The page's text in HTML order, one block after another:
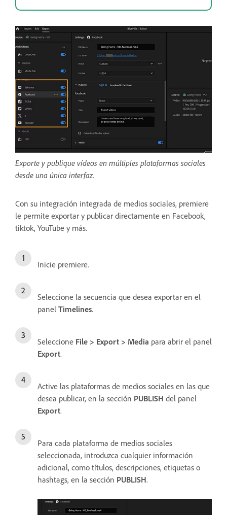
Exporte y publique vídeos en múltiples plataformas sociales
desde una única interfaz.
Con su integración integrada de medios sociales, premiere
le permite exportar y publicar directamente en Facebook,
tiktok, YouTube y más.
Inicie premiere.
Seleccione la secuencia que desea exportar en el
panel Timelines.
Seleccione File > Export > Media para abrir el panel
Export.
Active las plataformas de medios sociales en las que
desea publicar, en la sección PUBLISH del panel
Export.
Para cada plataforma de medios sociales
seleccionada, introduzca cualquier información
adicional, como títulos, descripciones, etiquetas o
hashtags, en la sección PUBLISH.